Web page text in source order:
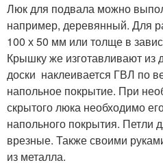
Люк для подвала можно
например, деревянный. Для
100 х 50 мм или толще в
Крышку же изготавливают из
доски наклеивается ГВЛ по
напольное покрытие. При
скрытого люка необходимо
напольного покрытия. Петли
врезные. Также своими
из металла.